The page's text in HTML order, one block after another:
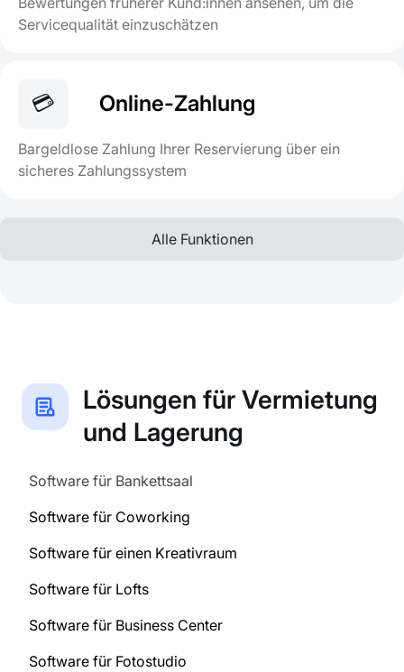
Servicequalität einzuschätzen
💳 Online-Zahlung
Bargeldlose Zahlung Ihrer Reservierung über ein
sicheres Zahlungssystem
Alle Funktionen
Lösungen für Vermietung
und Lagerung
Software für Bankettsaal
Software für Coworking
Software für einen Kreativraum
Software für Lofts
Software für Business Center
Software für Fotostudio